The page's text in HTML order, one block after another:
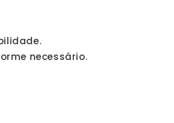
necessário.